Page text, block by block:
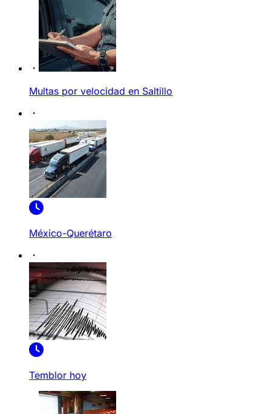
Multas por velocidad en Saltillo
México-Querétaro
Temblor hoy